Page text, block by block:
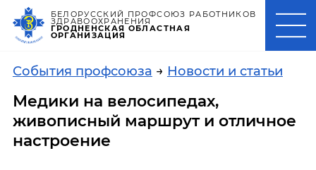
БЕЛОРУССКИЙ ПРОФСОЮЗ РАБОТНИКОВ
ЗДРАВООХРАНЕНИЯ
ГРОДНЕНСКАЯ ОБЛАСТНАЯ
ОРГАНИЗАЦИЯ
События профсоюза → Новости и статьи
Медики на велосипедах,
живописный маршрут и отличное
настроение